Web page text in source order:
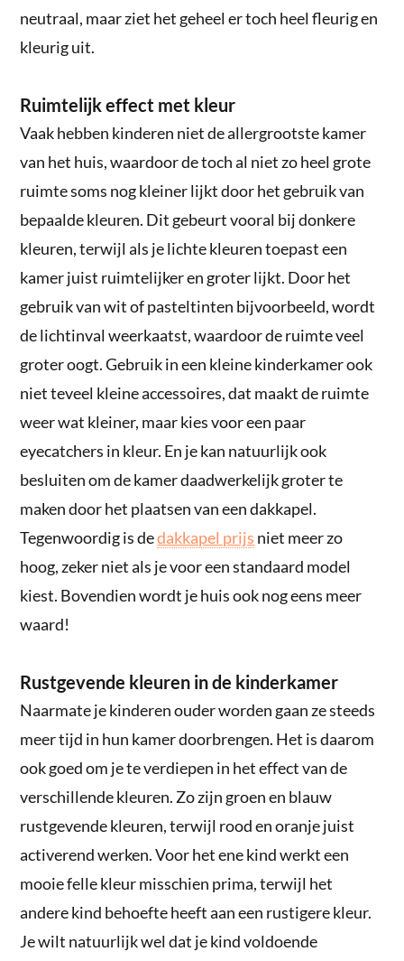
neutraal, maar ziet het geheel er toch heel fleurig en
kleurig uit.
Ruimtelijk effect met kleur
Vaak hebben kinderen niet de allergrootste kamer
van het huis, waardoor de toch al niet zo heel grote
ruimte soms nog kleiner lijkt door het gebruik van
bepaalde kleuren. Dit gebeurt vooral bij donkere
kleuren, terwijl als je lichte kleuren toepast een
kamer juist ruimtelijker en groter lijkt. Door het
gebruik van wit of pasteltinten bijvoorbeeld, wordt
de lichtinval weerkaatst, waardoor de ruimte veel
groter oogt. Gebruik in een kleine kinderkamer ook
niet teveel kleine accessoires, dat maakt de ruimte
weer wat kleiner, maar kies voor een paar
eyecatchers in kleur. En je kan natuurlijk ook
besluiten om de kamer daadwerkelijk groter te
maken door het plaatsen van een dakkapel.
Tegenwoordig is dedakkapel prijs niet meer zo
hoog, zeker niet als je voor een standaard model
kiest. Bovendien wordt je huis ook nog eens meer
waard!
Rustgevende kleuren in de kinderkamer
Naarmate je kinderen ouder worden gaan ze steeds
meer tijd in hun kamer doorbrengen. Het is daarom
ook goed om je te verdiepen in het effect van de
verschillende kleuren. Zo zijn groen en blauw
rustgevende kleuren, terwijl rood en oranje juist
activerend werken. Voor het ene kind werkt een
mooie felle kleur misschien prima, terwijl het
andere kind behoefte heeft aan een rustigere kleur.
Je wilt natuurlijk wel dat je kind voldoende